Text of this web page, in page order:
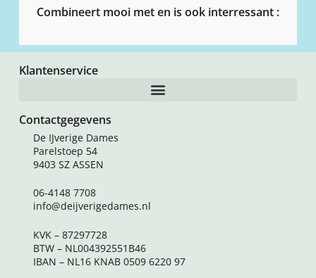
Combineert mooi met en is ook interressant :
Klantenservice
Contactgegevens
De IJverige Dames
Parelstoep 54
9403 SZ ASSEN
06-4148 7708
info@deijverigedames.nl
KVK – 87297728
BTW – NL004392551B46
IBAN – NL16 KNAB 0509 6220 97